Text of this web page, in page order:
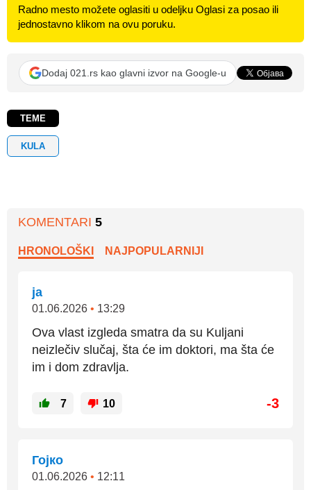
Radno mesto možete oglasiti u odeljku Oglasi za posao ili
jednostavno klikom na ovu poruku.
Dodaj 021.rs kao glavni izvor na Google-u
TEME
KULA
KOMENTARI 5
HRONOLOŠKI NAJPOPULARNIJI
ja
01.06.2026 • 13:29
Ova vlast izgleda smatra da su Kuljani
neizlečiv slučaj, šta će im doktori, ma šta će
im i dom zdravlja.
7 10 -3
Гојко
01.06.2026 • 12:11